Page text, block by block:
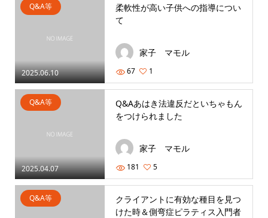
2025.06.10
Q&A等
柔軟性が高い子供への指導につい
て
家子 マモル
67 1
2025.04.07
Q&A等
Q&Aあはき法違反だといちゃもん
をつけられました
家子 マモル
181 5
Q&A等
クライアントに有効な種目を見つ
けた時＆側弯症ピラティス入門者